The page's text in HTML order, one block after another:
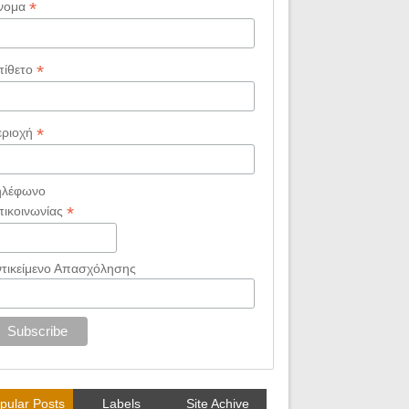
*
*
*
*
Απασχόλησης
Posts Labels Site Achive